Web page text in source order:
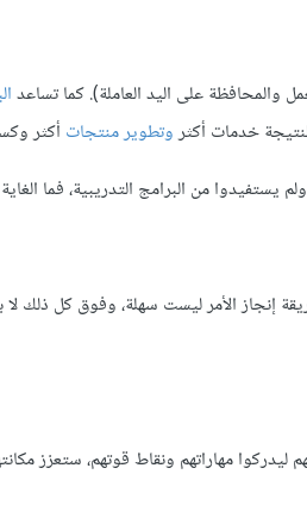
والمحافظة على اليد العاملة). كما تساعد
خدمات أكثروتطوير منتجات أكثر
من البرامج التدريبية، فما
إنجاز الأمر ليست سهلة، وفوق كل ذلك
مهاراتهم ونقاط قوتهم، ستعزز